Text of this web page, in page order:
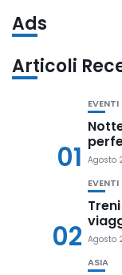
Ads
Articoli
01
EVENTI
Agosto
02
EVENTI
Agosto
ASIA